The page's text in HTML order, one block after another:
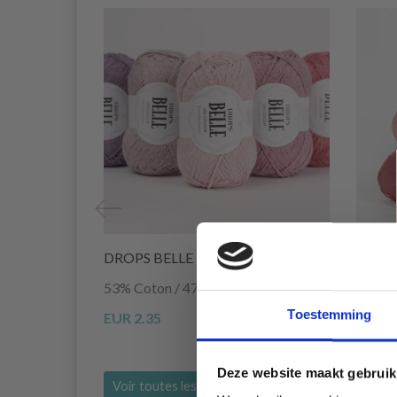
Toestemming
Deze website maakt
DROPS BELLE
53% Coton / 47% Lin
EUR 2.35
Voir toutes les options
100%
EUR